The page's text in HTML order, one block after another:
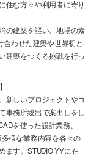
住む方々や利用者に寄り
の建築を謳い、地場の素
わせた建築や世界初と
建築をつくる挑戦を行っ
新しいプロジェクトやコ
事務所総出で案出しをし
を使った設計業務、
様な業務内容を各々の
ます。STUDIO YYに在